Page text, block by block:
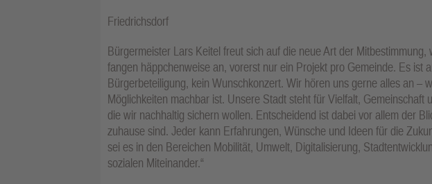
Friedrichsdorf
Bürgermeister Lars Keitel freut sich auf die neue Art der Mitbestimmung,
fangen häppchenweise an, vorerst nur ein Projekt pro Gemeinde. Es ist
Bürgerbeteiligung, kein Wunschkonzert. Wir hören uns gerne alles an –
Möglichkeiten machbar ist. Unsere Stadt steht für Vielfalt, Gemeinschaft
die wir nachhaltig sichern wollen. Entscheidend ist dabei vor allem der
zuhause sind. Jeder kann Erfahrungen, Wünsche und Ideen für die
sei es in den Bereichen Mobilität, Umwelt, Digitalisierung,
sozialen Miteinander.“